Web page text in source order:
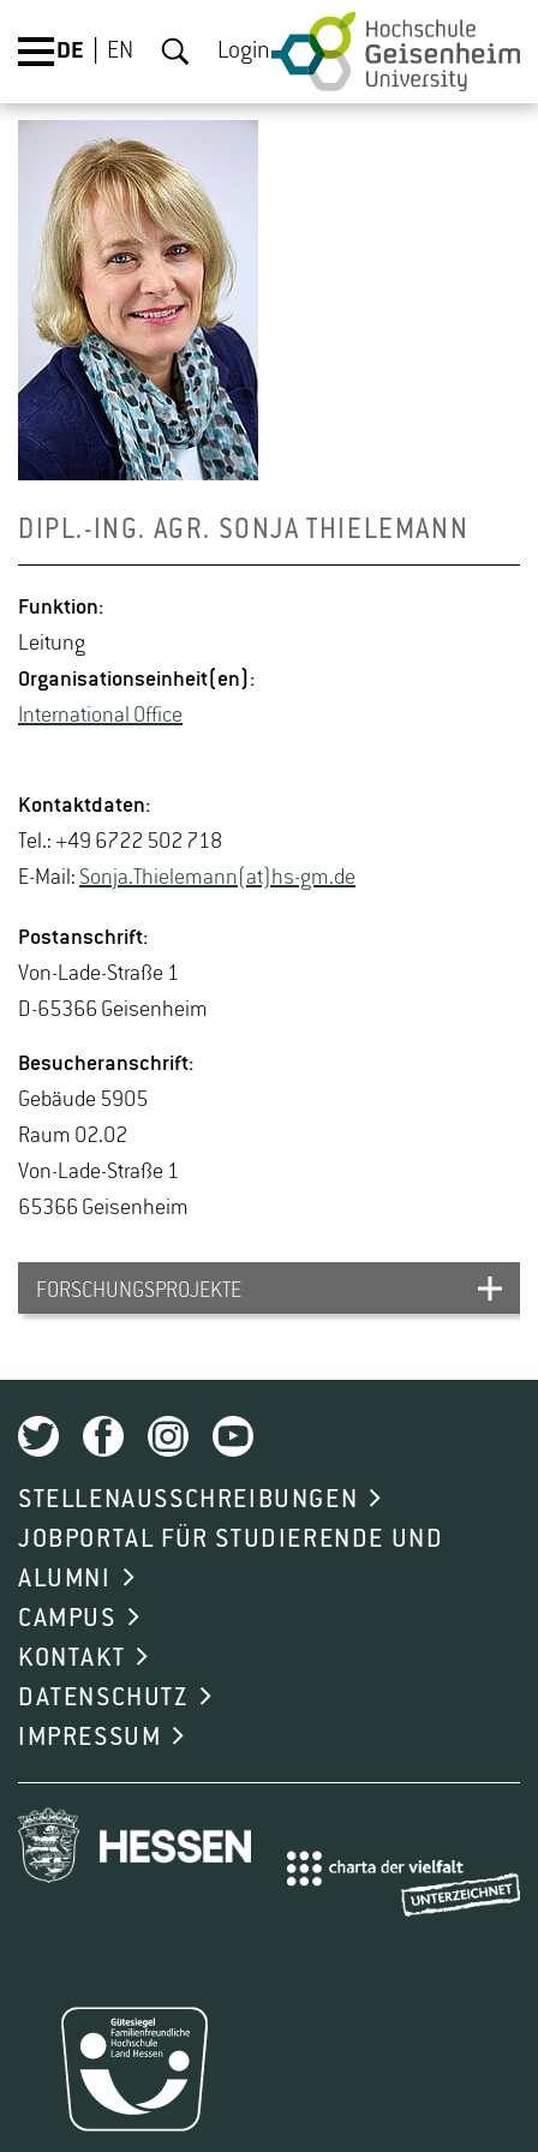
DE EN Login
DIPL.-ING. AGR. SONJA THIELE­MANN
Funk­ti­on:
Lei­tung
Or­ga­ni­sa­ti­ons­ein­heit(en):
In­ter­na­tio­nal Of­fice
Kon­takt­da­ten:
Tel.: +49 6722 502 718
E-Mail: Sonja.​Thiele­mann(at)hs-​gm.​de
Post­an­schrift:
Von-La­de-Stra­ße 1
D-65366 Gei­sen­heim
Be­su­cher­an­schrift:
Ge­bäu­de 5905
Raum 02.02
Von-La­de-Stra­ße 1
65366 Gei­sen­heim
FORSCHUNGSPROJEKTE
Projektanfang: 20.03.2025
Projektende: 31.12.2028
Förderer: Deutscher Akademischer
Mit dem Projekt „EUN Geisenheim“ stärkt die
Hochschule Geisenheim University ihre digitale
Infrastruktur und baut ihre Rolle im europäischen
Hochschulnetzwerk aus. Ziel ist es, flexibles und
lebenslanges Lernen durch sogenannte
Microcredentials – kleine, gezielt einsetzbare
Lerneinheiten – zu ermöglichen und so die
Beschäftigungsfähigkeit der Studierenden zu
fördern. Zugleich verbessert die HGU ihre digitale
Eine modernisierte Webseite, neue Tools sowie
ein begleitender Change-Management-Prozess
sorgen für eine zukunftsfähige
Hochschulstruktur. Ein weiterer Schwerpunkt
STELLENAUSSCHREIBUNGEN
JOBPORTAL FÜR STUDIERENDE UND
ALUMNI
CAMPUS
KONTAKT
DATENSCHUTZ
IMPRESSUM